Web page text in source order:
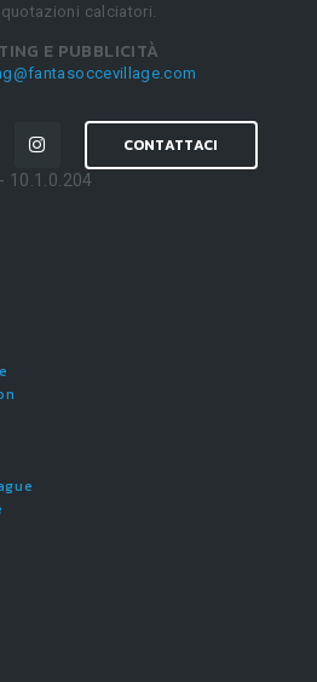
calciatori.
E PUBBLICITÀ
CONTATTACI
- 10.1.0.204